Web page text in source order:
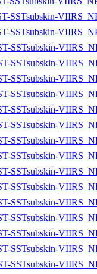
SSTsubskin-
SSTsubskin-
SSTsubskin-
SSTsubskin-
SSTsubskin-
SSTsubskin-
SSTsubskin-
SSTsubskin-
SSTsubskin-
SSTsubskin-
SSTsubskin-
SSTsubskin-
SSTsubskin-
SSTsubskin-
SSTsubskin-
SSTsubskin-
SSTsubskin-